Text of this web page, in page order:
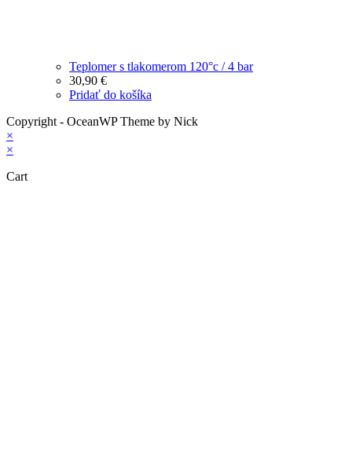
Teplomer s tlakomerom 120°c / 4 bar
30,90 €
Pridať do košíka
Copyright - OceanWP Theme by Nick
×
×
Cart